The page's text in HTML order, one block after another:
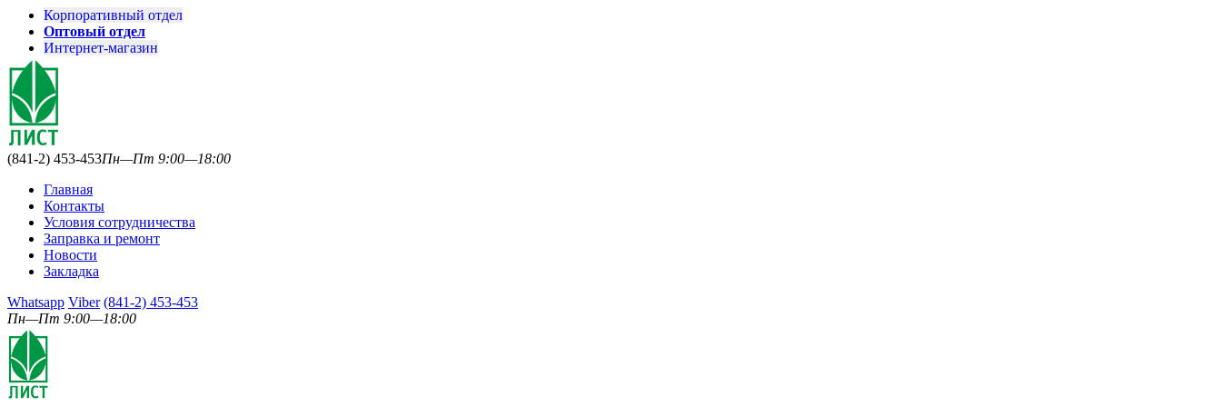
Корпоративный отдел
Оптовый отдел
Интернет-магазин
(841-2) 453-453Пн—Пт 9:00—18:00
Главная
Контакты
Условия сотрудничества
Заправка и ремонт
Новости
Закладка
Whatsapp Viber (841-2) 453-453
Пн—Пт 9:00—18:00